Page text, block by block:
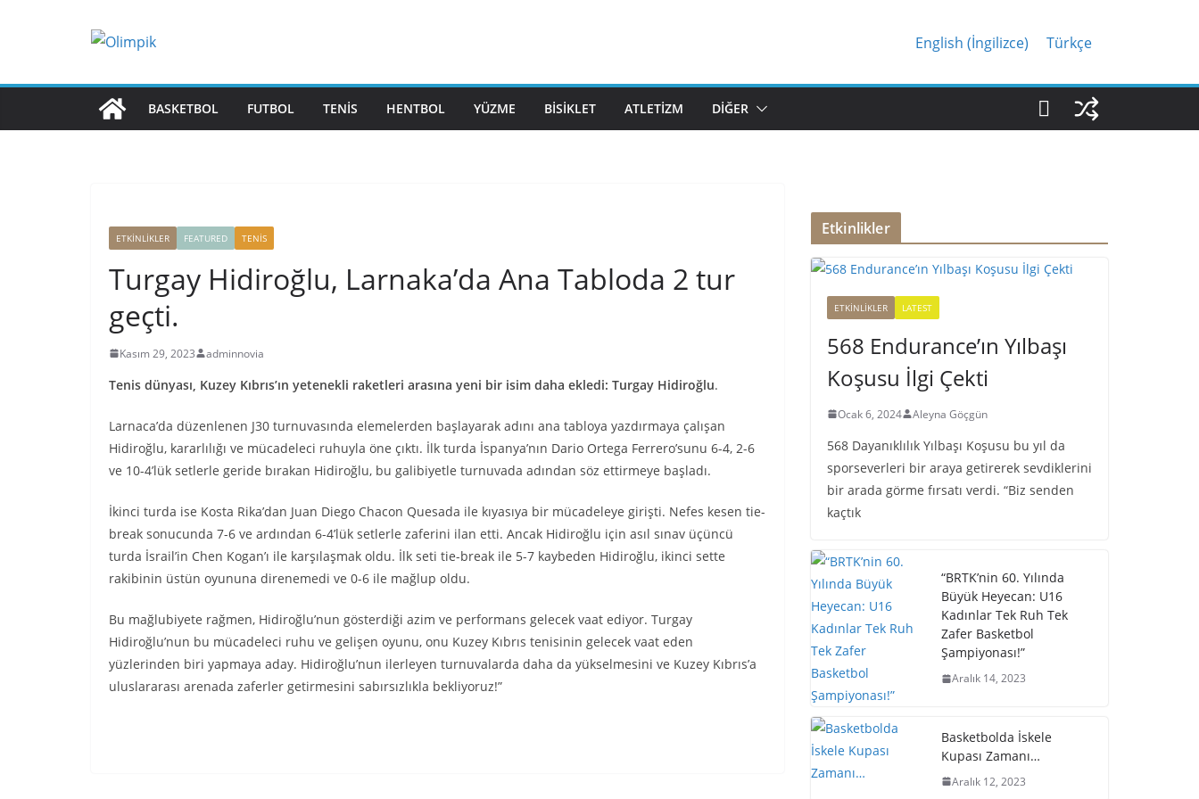
English (İngilizce) Türkçe
BASKETBOL FUTBOL TENIS HENTBOL YÜZME BISIKLET ATLETIZM DIĞER
ETKINLIKLER FEATURED TENIS
Turgay Hidiroğlu, Larnaka’da Ana Tabloda 2 tur
geçti.
Kasım 29, 2023 adminnovia
Tenis dünyası, Kuzey Kıbrıs’ın yetenekli raketleri arasına yeni bir isim daha ekledi: Turgay Hidiroğlu.
Larnaca’da düzenlenen J30 turnuvasında elemelerden başlayarak adını ana tabloya yazdırmaya çalışan
Hidiroğlu, kararlılığı ve mücadeleci ruhuyla öne çıktı. İlk turda İspanya’nın Dario Ortega Ferrero’sunu 6-4, 2-6
ve 10-4’lük setlerle geride bırakan Hidiroğlu, bu galibiyetle turnuvada adından söz ettirmeye başladı.
İkinci turda ise Kosta Rika’dan Juan Diego Chacon Quesada ile kıyasıya bir mücadeleye girişti. Nefes kesen tie-
break sonucunda 7-6 ve ardından 6-4’lük setlerle zaferini ilan etti. Ancak Hidiroğlu için asıl sınav üçüncü
turda İsrail’in Chen Kogan’ı ile karşılaşmak oldu. İlk seti tie-break ile 5-7 kaybeden Hidiroğlu, ikinci sette
rakibinin üstün oyununa direnemedi ve 0-6 ile mağlup oldu.
Bu mağlubiyete rağmen, Hidiroğlu’nun gösterdiği azim ve performans gelecek vaat ediyor. Turgay
Hidiroğlu’nun bu mücadeleci ruhu ve gelişen oyunu, onu Kuzey Kıbrıs tenisinin gelecek vaat eden
yüzlerinden biri yapmaya aday. Hidiroğlu’nun ilerleyen turnuvalarda daha da yükselmesini ve Kuzey Kıbrıs’a
uluslararası arenada zaferler getirmesini sabırsızlıkla bekliyoruz!”
Etkinlikler
ETKINLIKLER LATEST
568 Endurance’ın Yılbaşı
Koşusu İlgi Çekti
Ocak 6, 2024 Aleyna Göçgün
568 Dayanıklılık Yılbaşı Koşusu bu yıl da
sporseverleri bir araya getirerek sevdiklerini
bir arada görme fırsatı verdi. “Biz senden
kaçtık
“BRTK’nin 60. Yılında
Büyük Heyecan: U16
Kadınlar Tek Ruh Tek
Zafer Basketbol
Şampiyonası!”
Aralık 14, 2023
Basketbolda İskele
Kupası Zamanı…
Aralık 12, 2023